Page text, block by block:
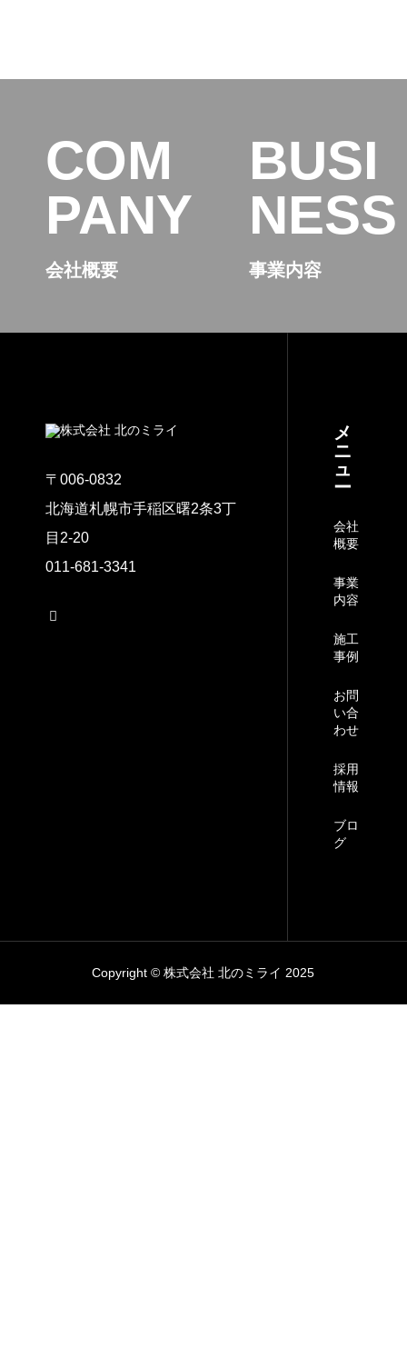
COM
PANY
会社概要
BUSI
NESS
事業内容
〒006-0832
北海道札幌市手稲区曙2条3丁
目2-20
011-681-3341
メ
ニ
ュ
ー
会社
概要
事業
内容
施工
事例
お問
い合
わせ
採用
情報
ブロ
グ
Copyright © 株式会社 北のミライ 2025